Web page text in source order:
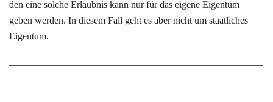
den eine solche Erlaubnis kann nur für das eigene Eigentum
geben werden. In diesem Fall geht es aber nicht um staatliches
Eigentum.
——————————————————————————
——————————————————————————
——————–